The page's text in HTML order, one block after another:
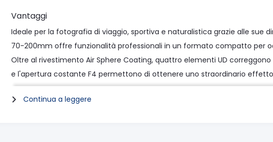
Vantaggi
Ideale per la fotografia di viaggio, sportiva e naturalistica grazie alle sue
70-200mm offre funzionalità professionali in un formato compatto per
Oltre al rivestimento Air Sphere Coating, quattro elementi UD
e l'apertura costante F4 permettono di ottenere uno straordinario
a fuoco di 0,6 m
Progettato per scatti a mano libera stabili, lo stabilizzatore ottico
Continua a leggere